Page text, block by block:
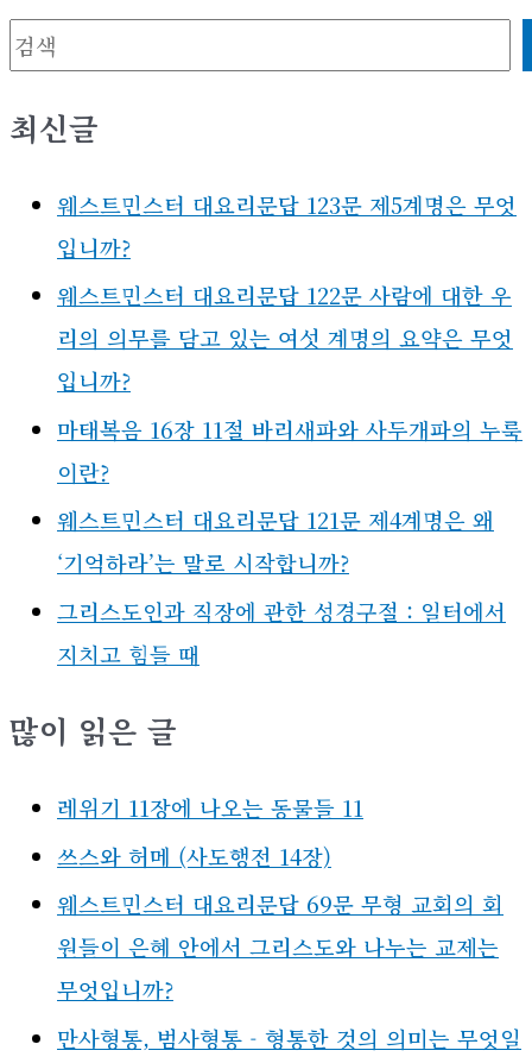
검색
최신글
웨스트민스터 대요리문답 123문 제5계명은 무엇
입니까?
웨스트민스터 대요리문답 122문 사람에 대한 우
리의 의무를 담고 있는 여섯 계명의 요약은 무엇
입니까?
마태복음 16장 11절 바리새파와 사두개파의 누룩
이란?
웨스트민스터 대요리문답 121문 제4계명은 왜
‘기억하라’는 말로 시작합니까?
그리스도인과 직장에 관한 성경구절 : 일터에서
지치고 힘들 때
많이 읽은 글
레위기 11장에 나오는 동물들 11
쓰스와 허메 (사도행전 14장)
웨스트민스터 대요리문답 69문 무형 교회의 회
원들이 은혜 안에서 그리스도와 나누는 교제는
무엇입니까?
만사형통, 범사형통 - 형통한 것의 의미는 무엇일